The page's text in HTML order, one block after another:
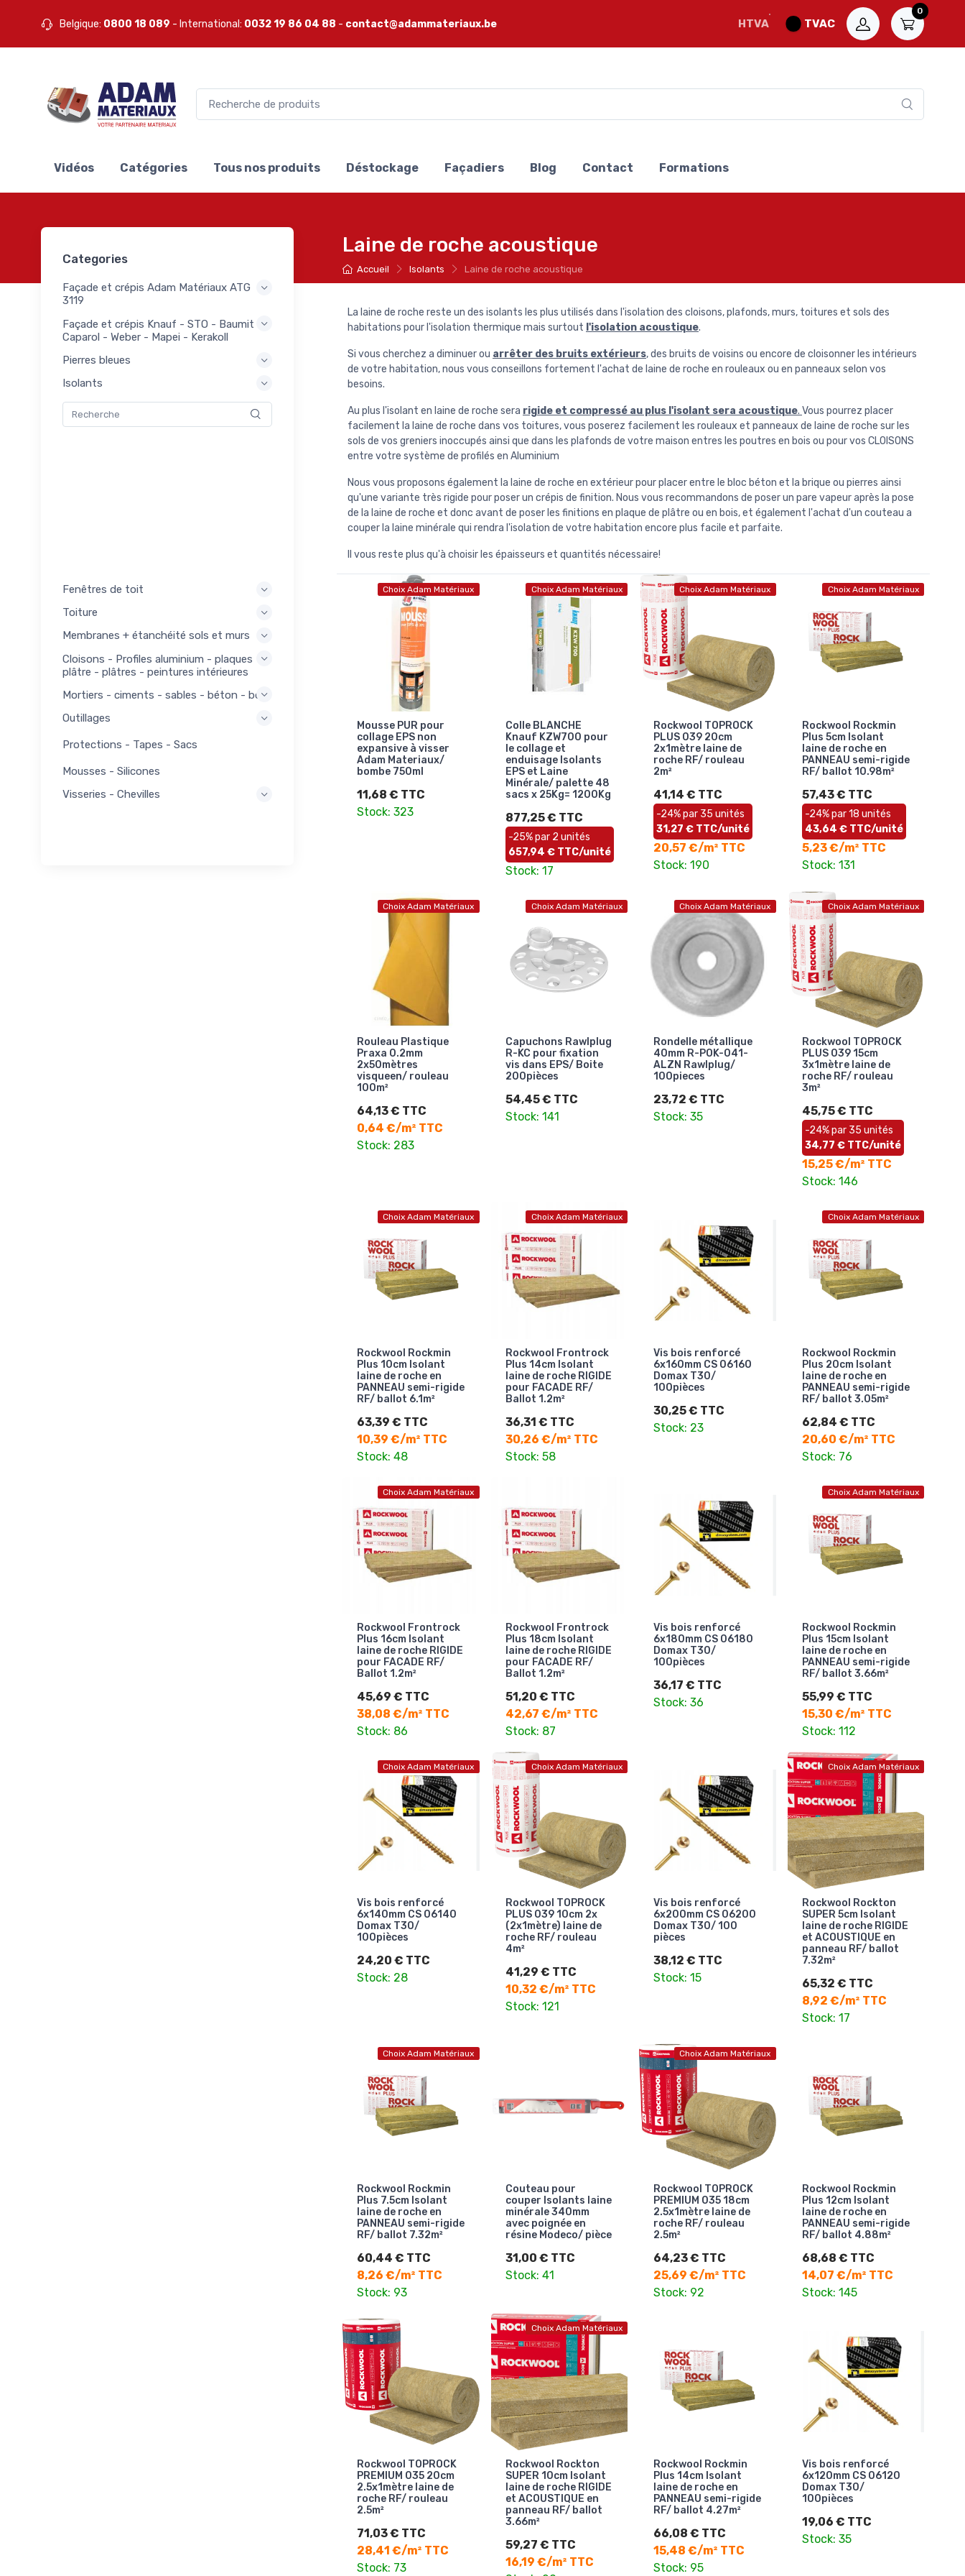
Belgique: 0800 18 089 - International: 0032 19 86 04 88 - contact@adammateriaux.be HTVA TVAC
0
Vidéos Catégories Tous nos produits Déstockage Façadiers Blog Contact Formations
Categories
Façade et crépis Adam Matériaux ATG
3119
Façade et crépis Knauf - STO - Baumit -
Caparol - Weber - Mapei - Kerakoll
Pierres bleues
Isolants
33
Fenêtres de toit
Toiture
Membranes + étanchéité sols et murs
Cloisons - Profiles aluminium - plaques
plâtre - plâtres - peintures intérieures
Mortiers - ciments - sables - béton - bois
Outillages
Protections - Tapes - Sacs
Mousses - Silicones
Visseries - Chevilles
Laine de roche acoustique
Accueil Isolants Laine de roche acoustique
La laine de roche reste un des isolants les plus utilisés dans l'isolation des cloisons, plafonds, murs, toitures et sols des
habitations pour l'isolation thermique mais surtout l'isolation acoustique.
Si vous cherchez a diminuer ou arrêter des bruits extérieurs, des bruits de voisins ou encore de cloisonner les intérieurs
de votre habitation, nous vous conseillons fortement l'achat de laine de roche en rouleaux ou en panneaux selon vos
besoins.
Au plus l'isolant en laine de roche sera rigide et compressé au plus l'isolant sera acoustique. Vous pourrez placer
facilement la laine de roche dans vos toitures, vous poserez facilement les rouleaux et panneaux de laine de roche sur les
sols de vos greniers inoccupés ainsi que dans les plafonds de votre maison entres les poutres en bois ou pour vos CLOISONS
entre votre système de profilés en Aluminium
Nous vous proposons également la laine de roche en extérieur pour placer entre le bloc béton et la brique ou pierres ainsi
qu'une variante très rigide pour poser un crépis de finition. Nous vous recommandons de poser un pare vapeur après la pose
de la laine de roche et donc avant de poser les finitions en plaque de plâtre ou en bois, et également l'achat d'un couteau a
couper la laine minérale qui rendra l'isolation de votre habitation encore plus facile et parfaite.
Il vous reste plus qu'à choisir les épaisseurs et quantités nécessaire!
Choix Adam Matériaux
Mousse PUR pour
collage EPS non
expansive à visser
Adam Materiaux/
bombe 750ml
11,68 € TTC
Stock: 323
Choix Adam Matériaux
Colle BLANCHE
Knauf KZW700 pour
le collage et
enduisage Isolants
EPS et Laine
Minérale/ palette 48
sacs x 25Kg= 1200Kg
877,25 € TTC
-25% par 2 unités
657,94 € TTC/unité
Stock: 17
Choix Adam Matériaux
Rockwool TOPROCK
PLUS 039 20cm
2x1mètre laine de
roche RF/ rouleau
2m²
41,14 € TTC
-24% par 35 unités
31,27 € TTC/unité
20,57 €/m² TTC
Stock: 190
Choix Adam Matériaux
Rockwool Rockmin
Plus 5cm Isolant
laine de roche en
PANNEAU semi-rigide
RF/ ballot 10.98m²
57,43 € TTC
-24% par 18 unités
43,64 € TTC/unité
5,23 €/m² TTC
Stock: 131
Choix Adam Matériaux
Rouleau Plastique
Praxa 0.2mm
2x50mètres
visqueen/ rouleau
100m²
64,13 € TTC
0,64 €/m² TTC
Stock: 283
Choix Adam Matériaux
Capuchons Rawlplug
R-KC pour fixation
vis dans EPS/ Boite
200pièces
54,45 € TTC
Stock: 141
Choix Adam Matériaux
Rondelle métallique
40mm R-POK-041-
ALZN Rawlplug/
100pieces
23,72 € TTC
Stock: 35
Choix Adam Matériaux
Rockwool TOPROCK
PLUS 039 15cm
3x1mètre laine de
roche RF/ rouleau
3m²
45,75 € TTC
-24% par 35 unités
34,77 € TTC/unité
15,25 €/m² TTC
Stock: 146
Choix Adam Matériaux
Rockwool Rockmin
Plus 10cm Isolant
laine de roche en
PANNEAU semi-rigide
RF/ ballot 6.1m²
63,39 € TTC
10,39 €/m² TTC
Stock: 48
Choix Adam Matériaux
Rockwool Frontrock
Plus 14cm Isolant
laine de roche RIGIDE
pour FACADE RF/
Ballot 1.2m²
36,31 € TTC
30,26 €/m² TTC
Stock: 58
Vis bois renforcé
6x160mm CS 06160
Domax T30/
100pièces
30,25 € TTC
Stock: 23
Choix Adam Matériaux
Rockwool Rockmin
Plus 20cm Isolant
laine de roche en
PANNEAU semi-rigide
RF/ ballot 3.05m²
62,84 € TTC
20,60 €/m² TTC
Stock: 76
Choix Adam Matériaux
Rockwool Frontrock
Plus 16cm Isolant
laine de roche RIGIDE
pour FACADE RF/
Ballot 1.2m²
45,69 € TTC
38,08 €/m² TTC
Stock: 86
Rockwool Frontrock
Plus 18cm Isolant
laine de roche RIGIDE
pour FACADE RF/
Ballot 1.2m²
51,20 € TTC
42,67 €/m² TTC
Stock: 87
Vis bois renforcé
6x180mm CS 06180
Domax T30/
100pièces
36,17 € TTC
Stock: 36
Choix Adam Matériaux
Rockwool Rockmin
Plus 15cm Isolant
laine de roche en
PANNEAU semi-rigide
RF/ ballot 3.66m²
55,99 € TTC
15,30 €/m² TTC
Stock: 112
Choix Adam Matériaux
Vis bois renforcé
6x140mm CS 06140
Domax T30/
100pièces
24,20 € TTC
Stock: 28
Choix Adam Matériaux
Rockwool TOPROCK
PLUS 039 10cm 2x
(2x1mètre) laine de
roche RF/ rouleau
4m²
41,29 € TTC
10,32 €/m² TTC
Stock: 121
Vis bois renforcé
6x200mm CS 06200
Domax T30/ 100
pièces
38,12 € TTC
Stock: 15
Choix Adam Matériaux
Rockwool Rockton
SUPER 5cm Isolant
laine de roche RIGIDE
et ACOUSTIQUE en
panneau RF/ ballot
7.32m²
65,32 € TTC
8,92 €/m² TTC
Stock: 17
Choix Adam Matériaux
Rockwool Rockmin
Plus 7.5cm Isolant
laine de roche en
PANNEAU semi-rigide
RF/ ballot 7.32m²
60,44 € TTC
8,26 €/m² TTC
Stock: 93
Couteau pour
couper Isolants laine
minérale 340mm
avec poignée en
résine Modeco/ pièce
31,00 € TTC
Stock: 41
Choix Adam Matériaux
Rockwool TOPROCK
PREMIUM 035 18cm
2.5x1mètre laine de
roche RF/ rouleau
2.5m²
64,23 € TTC
25,69 €/m² TTC
Stock: 92
Rockwool Rockmin
Plus 12cm Isolant
laine de roche en
PANNEAU semi-rigide
RF/ ballot 4.88m²
68,68 € TTC
14,07 €/m² TTC
Stock: 145
Rockwool TOPROCK
PREMIUM 035 20cm
2.5x1mètre laine de
roche RF/ rouleau
2.5m²
71,03 € TTC
28,41 €/m² TTC
Stock: 73
Choix Adam Matériaux
Rockwool Rockton
SUPER 10cm Isolant
laine de roche RIGIDE
et ACOUSTIQUE en
panneau RF/ ballot
3.66m²
59,27 € TTC
16,19 €/m² TTC
Rockwool Rockmin
Plus 14cm Isolant
laine de roche en
PANNEAU semi-rigide
RF/ ballot 4.27m²
66,08 € TTC
15,48 €/m² TTC
Stock: 95
Vis bois renforcé
6x120mm CS 06120
Domax T30/
100pièces
19,06 € TTC
Stock: 35